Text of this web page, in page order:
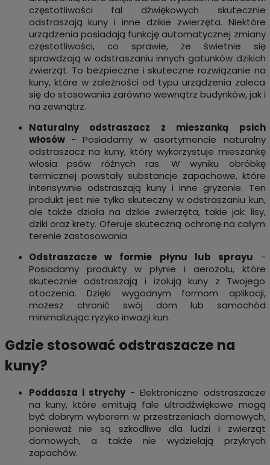
częstotliwości fal dźwiękowych skutecznie
odstraszają kuny i inne dzikie zwierzęta. Niektóre
urządzenia posiadają funkcję automatycznej zmiany
częstotliwości, co sprawie, że świetnie się
sprawdzają w odstraszaniu innych gatunków dzikich
zwierząt. To bezpieczne i skuteczne rozwiązanie na
kuny, które w zależności od typu urządzenia zaleca
się do stosowania zarówno wewnątrz budynków, jak i
na zewnątrz.
Naturalny odstraszacz z mieszanką psich
włosów - Posiadamy w asortymencie naturalny
odstraszacz na kuny, który wykorzystuje mieszankę
włosia psów różnych ras. W wyniku obróbkę
termicznej powstały substancje zapachowe, które
intensywnie odstraszają kuny i inne gryzonie. Ten
produkt jest nie tylko skuteczny w odstraszaniu kun,
ale także działa na dzikie zwierzęta, takie jak: lisy,
dziki oraz krety. Oferuje skuteczną ochronę na całym
terenie zastosowania.
Odstraszacze w formie płynu lub sprayu -
Posiadamy produkty w płynie i aerozolu, które
skutecznie odstraszają i izolują kuny z Twojego
otoczenia. Dzięki wygodnym formom aplikacji,
możesz chronić swój dom lub samochód
minimalizując ryzyko inwazji kun.
Gdzie stosować odstraszacze na
kuny?
Poddasza i strychy - Elektroniczne odstraszacze
na kuny, które emitują fale ultradźwiękowe mogą
być dobrym wyborem w przestrzeniach domowych,
ponieważ nie są szkodliwe dla ludzi i zwierząt
domowych, a także nie wydzielają przykrych
zapachów.